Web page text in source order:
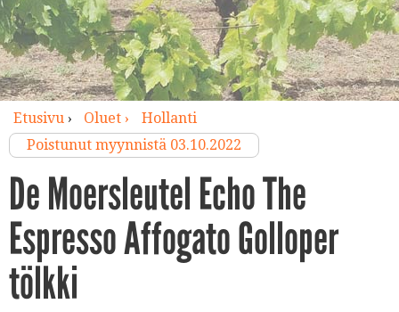
Etusivu› Oluet ›
Hollanti
Poistunut myynnistä 03.10.2022
De Moersleutel Echo The
Espresso Affogato Golloper
tölkki